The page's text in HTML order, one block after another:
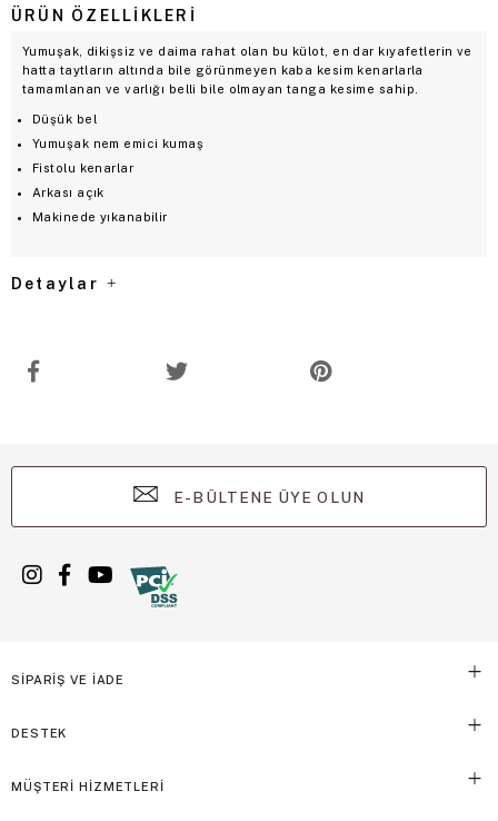
ÜRÜN ÖZELLIKLERI
Yumuşak, dikişsiz ve daima rahat olan bu külot, en dar kıyafetlerin ve
hatta taytların altında bile görünmeyen kaba kesim kenarlarla
tamamlanan ve varlığı belli bile olmayan tanga kesime sahip.
Düşük bel
Yumuşak nem emici kumaş
Fistolu kenarlar
Arkası açık
Makinede yıkanabilir
Detaylar
E-BÜLTENE ÜYE OLUN
SİPARİŞ VE İADE
DESTEK
MÜŞTERİ HİZMETLERİ